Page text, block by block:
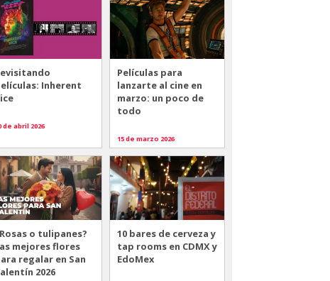
Inherent
de abril 2026
Películas para
lanzarte al cine en
marzo: un poco de
todo
15 de marzo 2026
o tulipanes?
mejores flores
regalar en San
2026
10 bares de cerveza y
tap rooms en CDMX y
EdoMex